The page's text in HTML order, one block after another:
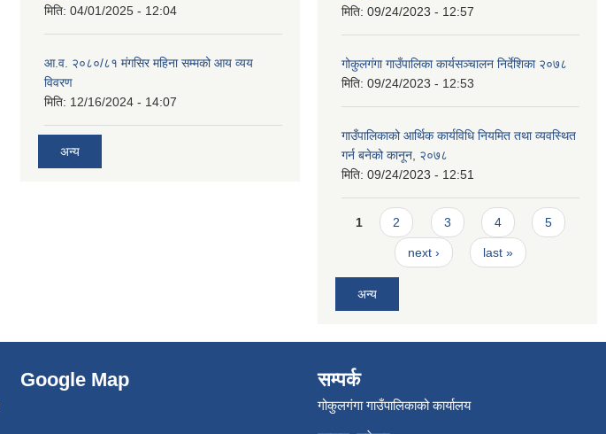
मिति: 04/01/2025 - 12:04
आ.व. २०८०/८१ मंगसिर महिना सम्मको आय व्यय
विवरण
मिति: 12/16/2024 - 14:07
अन्य
मिति: 09/24/2023 - 12:57
गोकुलगंगा गाउँपालिका कार्यसञ्चालन निर्देशिका २०७८
मिति: 09/24/2023 - 12:53
गाउँपालिकाको आर्थिक कार्यविधि नियमित तथा व्यवस्थित
गर्न बनेको कानून, २०७८
मिति: 09/24/2023 - 12:51
Pages
1 2 3 4 5
next › last »
अन्य
Google Map सम्पर्क
गोकुलगंगा गाउँपालिकाको कार्यालय